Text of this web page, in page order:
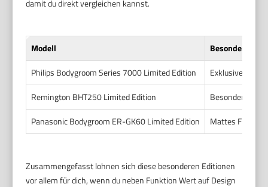
damit du direkt vergleichen kannst.
Modell
Besondere
Philips Bodygroom Series 7000 Limited Edition
Exklusives
Remington BHT250 Limited Edition
Besonderes
Panasonic Bodygroom ER-GK60 Limited Edition
Mattes Finish,
Zusammengefasst lohnen sich diese besonderen Editionen
vor allem für dich, wenn du neben Funktion Wert auf Design